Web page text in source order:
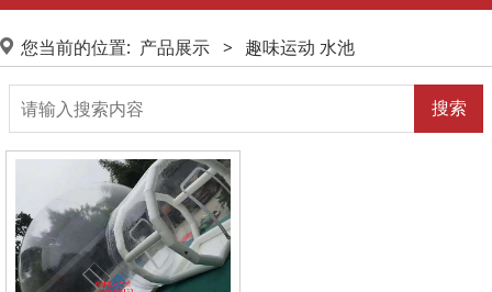
您当前的位置: 产品展示 > 趣味运动 水池
搜索